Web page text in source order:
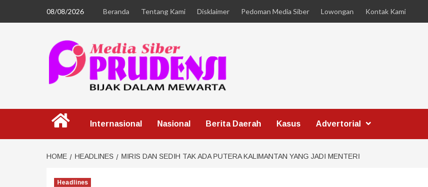
08/08/2026 Beranda Tentang Kami Disklaimer Pedoman Media Siber Lowongan Kontak Kami
Internasional Nasional Berita Daerah Kasus Advertorial
HOME HEADLINES MIRIS DAN SEDIH TAK ADA PUTERA KALIMANTAN YANG JADI MENTERI
Headlines